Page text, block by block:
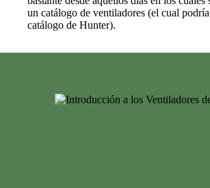
un catálogo de ventiladores (el cual
catálogo de Hunter).